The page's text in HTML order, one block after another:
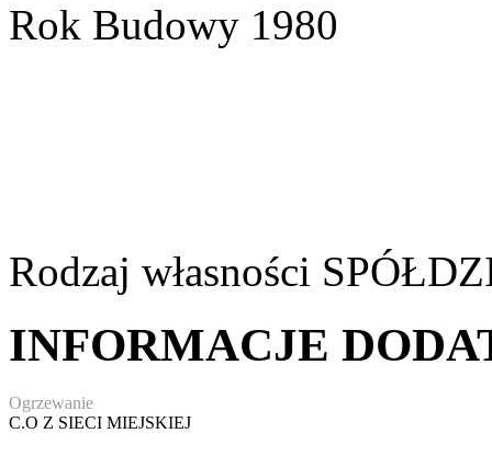
Rok Budowy 1980
Rodzaj własności
INFORMACJE
Ogrzewanie
C.O Z SIECI MIEJSKIEJ